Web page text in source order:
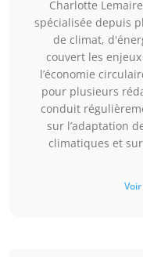
Charlotte
spécialisée depuis
de climat,
couvert les
l’économie
pour plusieurs
conduit
sur l’adaptation
climatiques et